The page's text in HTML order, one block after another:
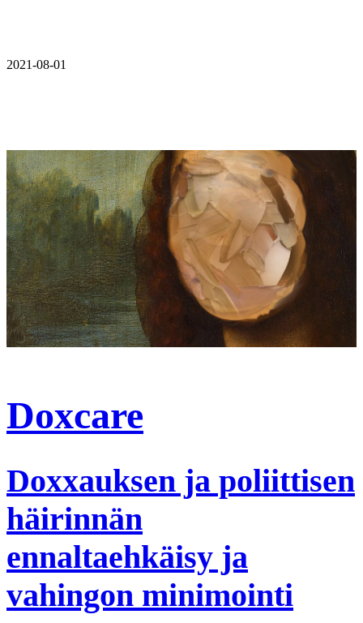
2021-08-01
Doxcare
Doxxauksen ja poliittisen
häirinnän
ennaltaehkäisy ja
vahingon minimointi